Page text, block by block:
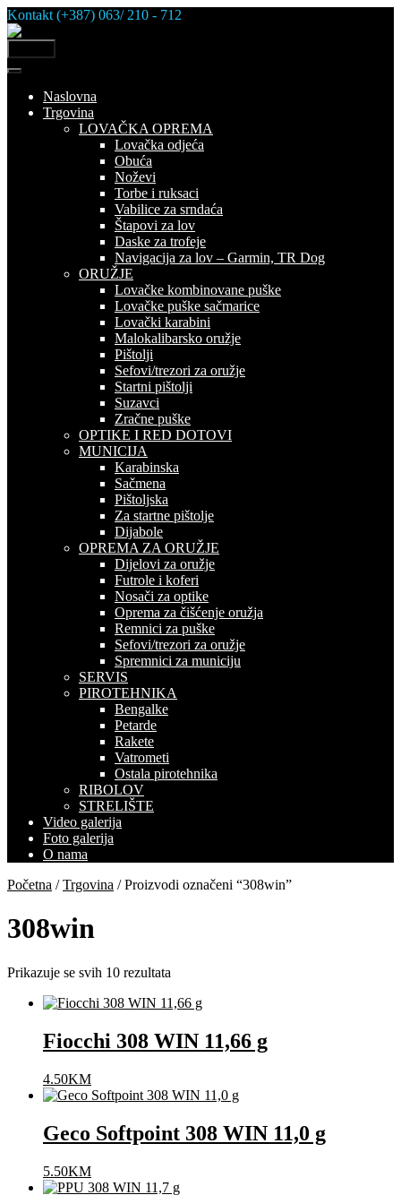
Skip
to
content
Kontakt (+387) 063/ 210 - 712
Naslovna
Trgovina
LOVAČKA OPREMA
Lovačka odjeća
Obuća
Noževi
Torbe i ruksaci
Vabilice za srndaća
Štapovi za lov
Daske za trofeje
Navigacija za lov – Garmin, TR Dog
ORUŽJE
Lovačke kombinovane puške
Lovačke puške sačmarice
Lovački karabini
Malokalibarsko oružje
Pištolji
Sefovi/trezori za oružje
Startni pištolji
Suzavci
Zračne puške
OPTIKE I RED DOTOVI
MUNICIJA
Karabinska
Sačmena
Pištoljska
Za startne pištolje
Dijabole
OPREMA ZA ORUŽJE
Dijelovi za oružje
Futrole i koferi
Nosači za optike
Oprema za čišćenje oružja
Remnici za puške
Sefovi/trezori za oružje
Spremnici za municiju
SERVIS
PIROTEHNIKA
Bengalke
Petarde
Rakete
Vatrometi
Ostala pirotehnika
RIBOLOV
STRELIŠTE
Video galerija
Foto galerija
O nama
Početna /Trgovina / Proizvodi označeni “308win”
308win
Prikazuje se svih 10 rezultata
Fiocchi 308 WIN 11,66 g
4.50KM
Geco Softpoint 308 WIN 11,0 g
5.50KM